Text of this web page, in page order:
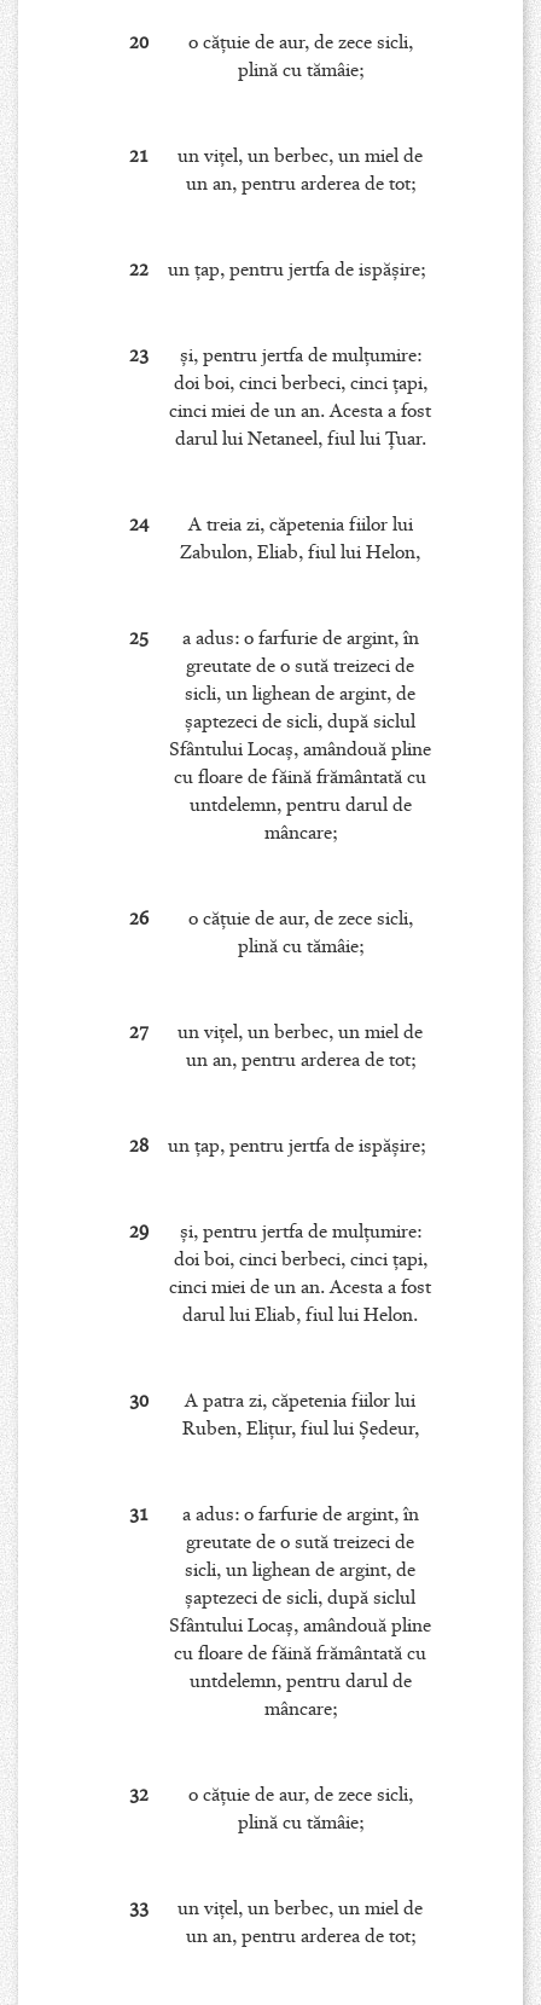
20
o căţuie de aur, de zece sicli,
plină cu tămâie;
21
un viţel, un berbec, un miel de
un an, pentru arderea de tot;
22 un ţap, pentru jertfa de ispăşire;
23
şi, pentru jertfa de mulţumire:
doi boi, cinci berbeci, cinci ţapi,
cinci miei de un an. Acesta a fost
darul lui Netaneel, fiul lui Ţuar.
24
A treia zi, căpetenia fiilor lui
Zabulon, Eliab, fiul lui Helon,
25
a adus: o farfurie de argint, în
greutate de o sută treizeci de
sicli, un lighean de argint, de
şaptezeci de sicli, după siclul
Sfântului Locaş, amândouă pline
cu floare de făină frământată cu
untdelemn, pentru darul de
mâncare;
26
o căţuie de aur, de zece sicli,
plină cu tămâie;
27
un viţel, un berbec, un miel de
un an, pentru arderea de tot;
28 un ţap, pentru jertfa de ispăşire;
29
şi, pentru jertfa de mulţumire:
doi boi, cinci berbeci, cinci ţapi,
cinci miei de un an. Acesta a fost
darul lui Eliab, fiul lui Helon.
30
A patra zi, căpetenia fiilor lui
Ruben, Eliţur, fiul lui Şedeur,
31
a adus: o farfurie de argint, în
greutate de o sută treizeci de
sicli, un lighean de argint, de
şaptezeci de sicli, după siclul
Sfântului Locaş, amândouă pline
cu floare de făină frământată cu
untdelemn, pentru darul de
mâncare;
32
o căţuie de aur, de zece sicli,
plină cu tămâie;
33
un viţel, un berbec, un miel de
un an, pentru arderea de tot;